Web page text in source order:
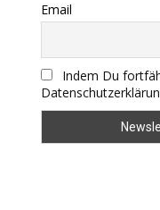
Email
Indem Du